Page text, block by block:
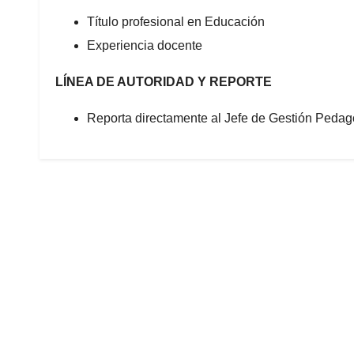
Título profesional en Educación
Experiencia docente
LÍNEA DE AUTORIDAD Y REPORTE
Reporta directamente al Jefe de Gestión